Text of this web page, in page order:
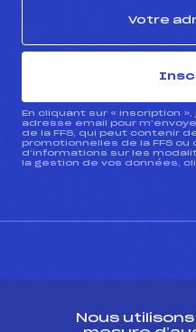
En cliquant sur « inscription »,
adresse email pour
de la FFS, qui peut contenir
promotionnelles de la FFS
d’informations sur les
la gestion de vos données,
ESPACE PRESSE
Nous